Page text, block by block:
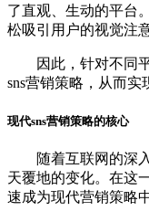
了直观、生动的平台
松吸引用户的视觉注
因此，针对不同平
sns营销策略，从而实
现代sns营销策略的核心
随着互联网的深入
天覆地的变化。在这
速成为现代营销策略